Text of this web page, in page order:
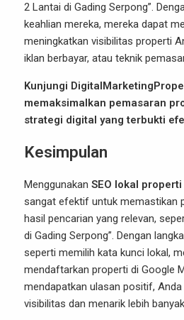
2 Lantai di Gading Serpong”.
keahlian mereka, mereka dapat
meningkatkan visibilitas properti
iklan berbayar, atau teknik
Kunjungi
memaksimalkan pemasaran
strategi digital yang terbukti
Kesimpulan
Menggunakan SEO lokal properti
sangat efektif untuk memastikan
hasil pencarian yang relevan,
di Gading Serpong”. Dengan
seperti memilih kata kunci lokal,
mendaftarkan properti di Google
mendapatkan ulasan positif,
visibilitas dan menarik lebih